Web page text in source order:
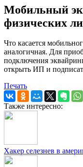
Мобильный
физических
Что касается
аналогичная. Для
подключения
открыть ИП и
Печать
Также интересно:
Хакер селезнев в